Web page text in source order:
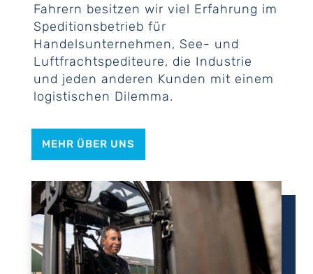
Fahrern besitzen wir viel Erfahrung im
Speditionsbetrieb für
Handelsunternehmen, See- und
Luftfrachtspediteure, die Industrie
und jeden anderen Kunden mit einem
logistischen Dilemma.
MEHR ÜBER UNS